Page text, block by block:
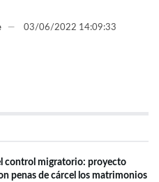
03/06/2022 14:09:33
control migratorio: proyecto
penas de cárcel los matrimonios